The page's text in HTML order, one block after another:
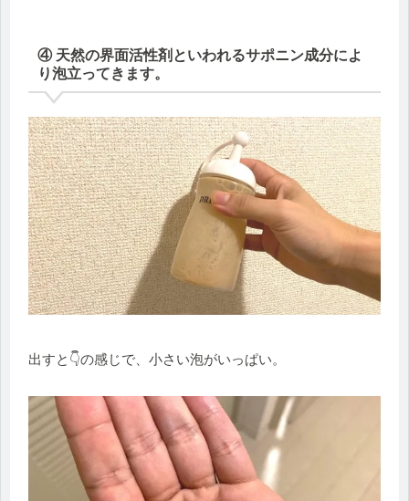
④ 天然の界面活性剤といわれるサポニン成分によ
り泡立ってきます。
出すと👇の感じで、小さい泡がいっぱい。